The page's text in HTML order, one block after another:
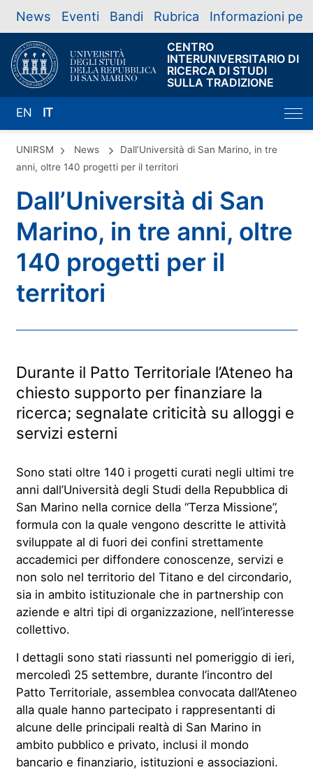
News Eventi Bandi Rubrica Informazioni per
CENTRO
INTERUNIVERSITARIO DI
RICERCA DI STUDI
SULLA TRADIZIONE
EN IT
UNIRSM News
Dall’Università di San Marino, in tre
anni, oltre 140 progetti per il territori
Dall’Università di San
Marino, in tre anni, oltre
140 progetti per il
territori
Durante il Patto Territoriale l’Ateneo ha
chiesto supporto per finanziare la
ricerca; segnalate criticità su alloggi e
servizi esterni
Sono stati oltre 140 i progetti curati negli ultimi tre
anni dall’Università degli Studi della Repubblica di
San Marino nella cornice della “Terza Missione”,
formula con la quale vengono descritte le attività
sviluppate al di fuori dei confini strettamente
accademici per diffondere conoscenze, servizi e
non solo nel territorio del Titano e del circondario,
sia in ambito istituzionale che in partnership con
aziende e altri tipi di organizzazione, nell’interesse
collettivo.
I dettagli sono stati riassunti nel pomeriggio di ieri,
mercoledì 25 settembre, durante l’incontro del
Patto Territoriale, assemblea convocata dall’Ateneo
alla quale hanno partecipato i rappresentanti di
alcune delle principali realtà di San Marino in
ambito pubblico e privato, inclusi il mondo
bancario e finanziario, istituzioni e associazioni.